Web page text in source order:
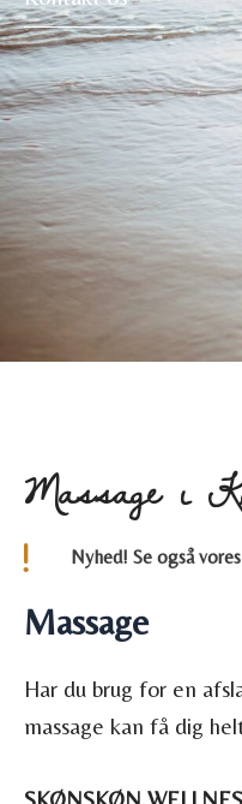
Massage i
Nyhed! Se også
Massage
Har du brug for en
massage kan få dig